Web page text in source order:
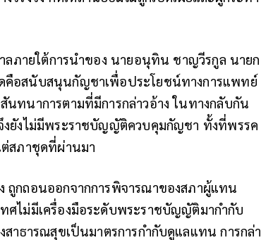
ลภายใต้การนำของ นายอนุทิน ชาญวีรกูล นายก
คือสนับสนุนกัญชาเพื่อประโยชน์ทางการแพทย์
ทนาการตามที่มีการกล่าวอ้าง ในทางกลับกัน
งยังไม่มีพระราชบัญญัติควบคุมกัญชา ทั้งที่พรรค
ต่สภาชุดที่ผ่านมา
กถอนออกจากการพิจารณาของสภาผู้แทน
ศไม่มีเครื่องมือระดับพระราชบัญญัติมากำกับ
าธารณสุขเป็นมาตรการกำกับดูแลแทน การกล่า